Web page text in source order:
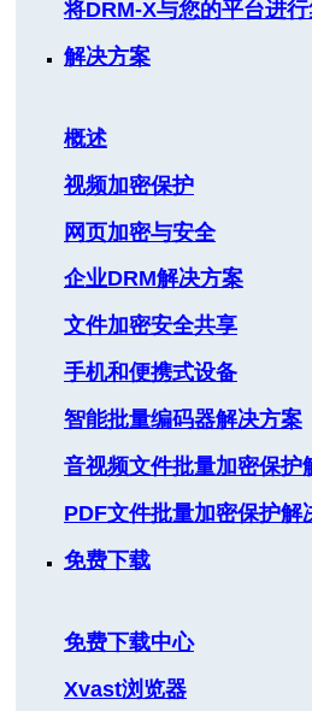
将DRM-X与您的平台进
解决方案
概述
视频加密保护
网页加密与安全
企业DRM解决方案
文件加密安全共享
手机和便携式设备
智能批量编码器解决方案
音视频文件批量加密保护
PDF文件批量加密保护解
免费下载
免费下载中心
Xvast浏览器